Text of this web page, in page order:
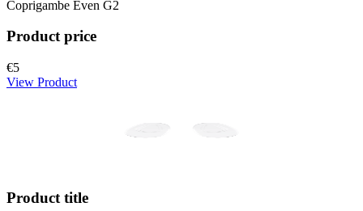
Coprigambe Even G2
Product price
€5
View Product
Product title